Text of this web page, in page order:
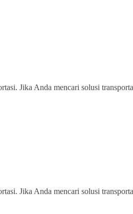
Jika Anda mencari solusi
Jika Anda mencari solusi